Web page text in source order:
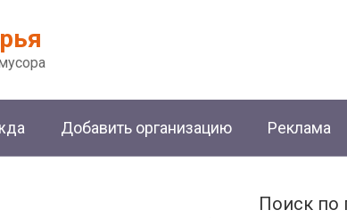
Добавить организацию Реклама
Поиск по